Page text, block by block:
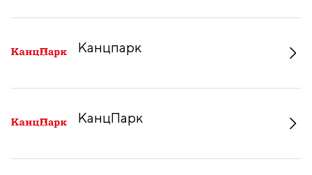
Канцпарк
КанцПарк